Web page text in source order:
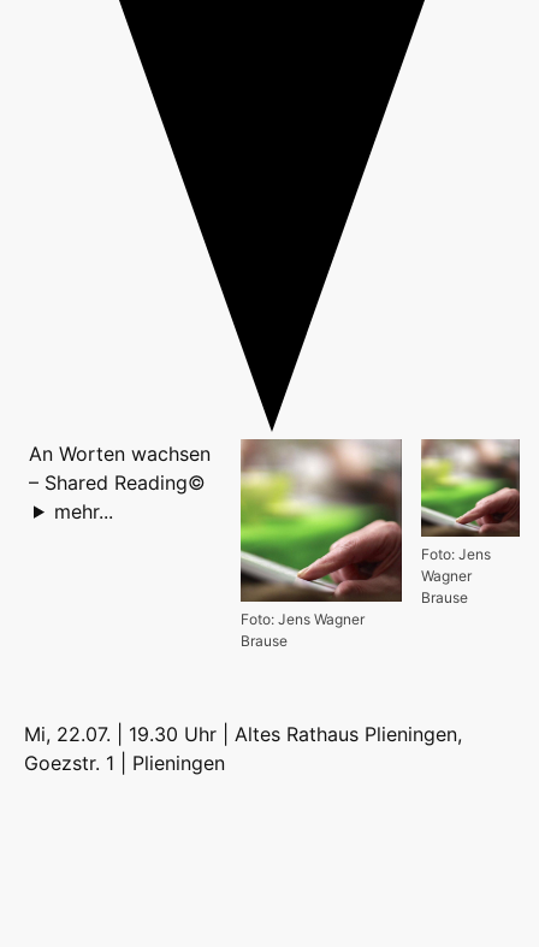
Foto: Jens
Wagner
Brause
Foto: Jens Wagner
Brause
An Worten wachsen
– Shared Reading©
mehr...
Mi, 22.07. | 19.30 Uhr | Altes Rathaus Plieningen,
Goezstr. 1 | Plieningen